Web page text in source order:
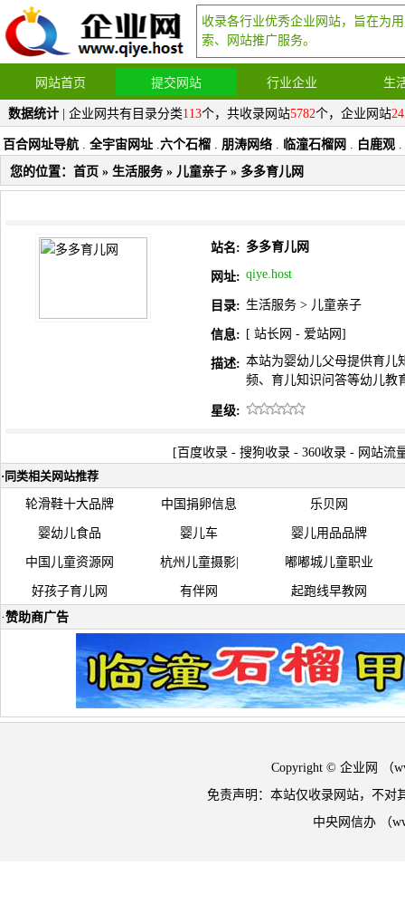
收录各行业优秀企业网站，旨在为
索、网站推广服务。
网站首页 提交网站 行业企业 生
数据统计 | 企业网共有目录分类113个，共收录网站5782个，企业网站
百合网址导航 . 全宇宙网址 .六个石榴 . 朋涛网络 . 临潼石榴网 . 白鹿观 .
您的位置： 首页 » 生活服务 » 儿童亲子 » 多多育儿网
站名: 多多育儿网
网址: qiye.host
目录: 生活服务 > 儿童亲子
信息: [ 站长网 - 爱站网 ]
描述: 本站为婴幼儿父母提供育儿
频、育儿知识问答等幼儿教
星级:
[ 百度收录 - 搜狗收录 - 360收录 - 网站流
· 同类相关网站推荐
轮滑鞋十大品牌 中国捐卵信息 乐贝网
婴幼儿食品 婴儿车 婴儿用品品牌
中国儿童资源网 杭州儿童摄影| 嘟嘟城儿童职业
好孩子育儿网 有伴网
起跑线早教网
·赞助商广告
Copyright © 企业网 （
免责声明：本站仅收录网站，不对
中央网信办 （